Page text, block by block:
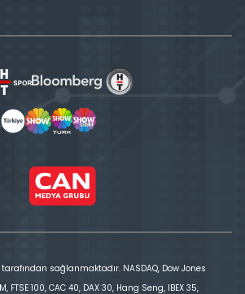
sağlanmaktadır. NASDAQ, Dow Jones
FTSE 100, CAC 40, DAX 30, Hang Seng, IBEX 35,